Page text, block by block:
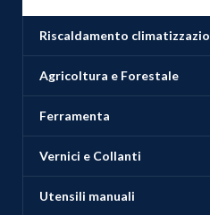
Riscaldamento
Agricoltura e Forestale
Ferramenta
Vernici e Collanti
Utensili manuali